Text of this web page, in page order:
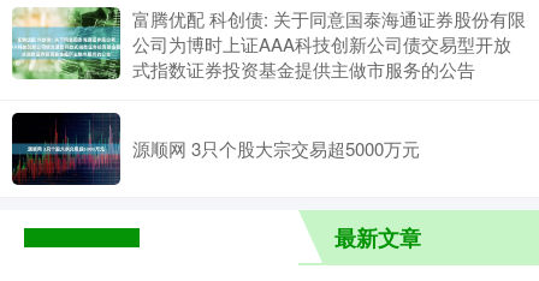
富腾优配 科创债: 关于同意国泰海通证券股份有限
公司为博时上证AAA科技创新公司债交易型开放
式指数证券投资基金提供主做市服务的公告
源顺网 3只个股大宗交易超5000万元
最新文章